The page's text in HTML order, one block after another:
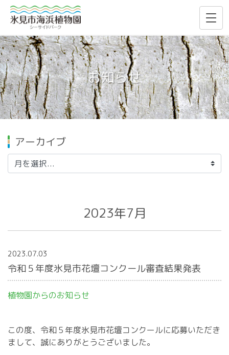
お知らせ
2023年7月
2023.07.03
令和５年度氷見市花壇コンクール審査結果発表
植物園からのお知らせ
この度、令和５年度氷見市花壇コンクールに応募いただき
まして、誠にありがとうございました。
アーカイブ